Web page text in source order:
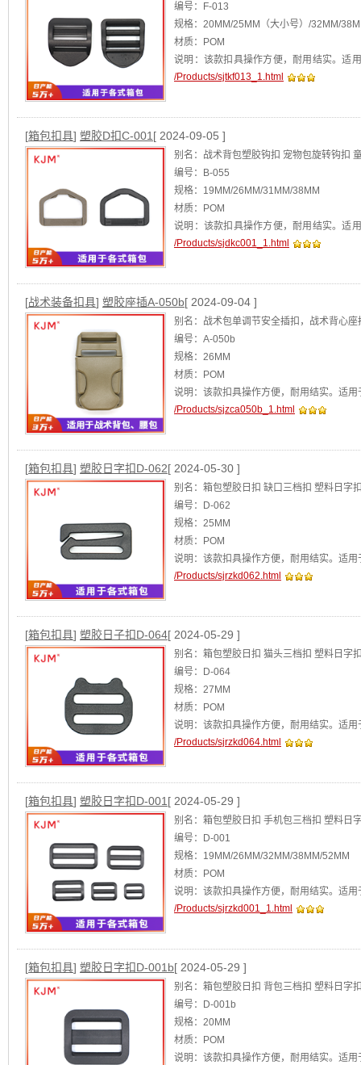
编号：F-013
规格：20MM/25MM（大小号）/32MM/
材质：POM
说明：该款扣具操作方便，耐用结实。适
包、滑雪板套等。
/Products/sjtkf013_1.html
[箱包扣具] 塑胶D扣C-001 [ 2024-09-05 ]
别名：战术背包塑胶钩扣 宠物包旋转钩扣
编号：B-055
规格：19MM/26MM/31MM/38MM
材质：POM
说明：该款扣具操作方便，耐用结实。适
椅。
/Products/sjdkc001_1.html
[战术装备扣具] 塑胶座插A-050b[ 2024-09-04 ]
别名：战术包单调节安全插扣，战术背心
编号：A-050b
规格：26MM
材质：POM
说明：该款扣具操作方便，耐用结实。适用
[查看]
/Products/sjzca050b_1.html
[箱包扣具] 塑胶日字扣D-062[ 2024-05-30 ]
别名：箱包塑胶日扣 缺口三档扣 塑料日字
编号：D-062
规格：25MM
材质：POM
说明：该款扣具操作方便，耐用结实。适用
/Products/sjrzkd062.html
[箱包扣具] 塑胶日子扣D-064[ 2024-05-29 ]
别名：箱包塑胶日扣 猫头三档扣 塑料日字
编号：D-064
规格：27MM
材质：POM
说明：该款扣具操作方便，耐用结实。适用
/Products/sjrzkd064.html
[箱包扣具] 塑胶日字扣D-001 [ 2024-05-29 ]
别名：箱包塑胶日扣 手机包三档扣 塑料日
编号：D-001
规格：19MM/26MM/32MM/38MM/52MM
材质：POM
说明：该款扣具操作方便，耐用结实。适
/Products/sjrzkd001_1.html
[箱包扣具] 塑胶日字扣D-001b[ 2024-05-29 ]
别名：箱包塑胶日扣 背包三档扣 塑料日字
编号：D-001b
规格：20MM
材质：POM
说明：该款扣具操作方便，耐用结实。适